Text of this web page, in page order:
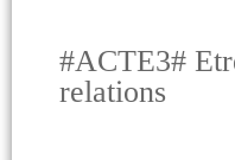
#ACTE3#
relations